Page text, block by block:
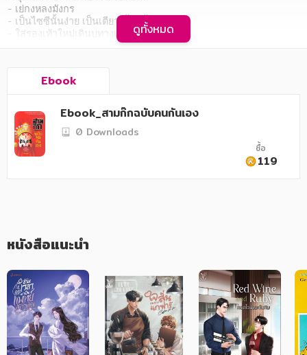
สังคม วัฒนธรรม การปกครอง ศาสนาและปรัชญา
นิตยสาร หนังสือพิมพ์
ครอบครัว
การเรียน การศึกษา
ภาษาศาสตร์
หนังสือเด็ก
การพัฒนาตนเอง
- เย่กงหลงมังกร
- เป็นไซซีนั้นง่าย เป็นเตียวเสี้ยนนั้นยาก
- ใส่รองเท้าใหม่เดินบทางเก่า
ต่างๆ ในการต่อสู้แข่งขันของสังคม จึงไม่แปลกที่ "สามก๊ก" จะเป็น
ตำนานอับดับหนึ่งที่มีคนพูดถึงมากที่สุด มีประวัติความเป็นมายาวนานที่
สุด และแฝงไว้ด้วยเล่ห์เหลี่ยมแพรวพราวมากที่สุด "เอื้อ อัญชลี" นัก
เขียนฝีมือเยี่ยมแห่งบรรณพิภพของไทย เป็นอีกผู้หนึ่งที่ศึกษาเรื่องราว
ของ "สามก๊ก" อย่างละเอียดละออ กระทั่งถ่ายทอดและเรียบเรียงลงใน
คอลัมน์ "สามก๊กฉบับคนกันเอง" ลงในนิตยสาร มติชนสุดสัปดาห์ สร้าง
การกล่าวถึงวรรณกรรมร่วมสมัยของจีนอีกหลายเรื่อง รวมถึง "คน
ดูทั้งหมด
Ebook
Ebook_สามก๊กฉบับคนกันเอง
0 Downloads
ซื้อ
119
หนังสือแนะนำ